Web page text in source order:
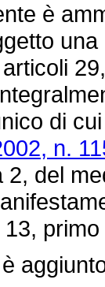
è
di
n.
del